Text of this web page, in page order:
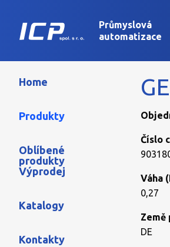
Průmyslová
automatizace
Home
Produkty
Oblíbené
produkty
Výprodej
Katalogy
Kontakty
Číslo
Váha
0,27
Země
DE